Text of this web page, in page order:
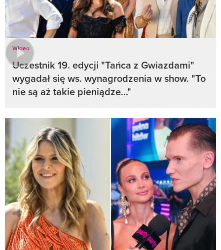
Wideo
Uczestnik 19. edycji "Tańca z Gwiazdami"
wygadał się ws. wynagrodzenia w show. "To
nie są aż takie pieniądze..."